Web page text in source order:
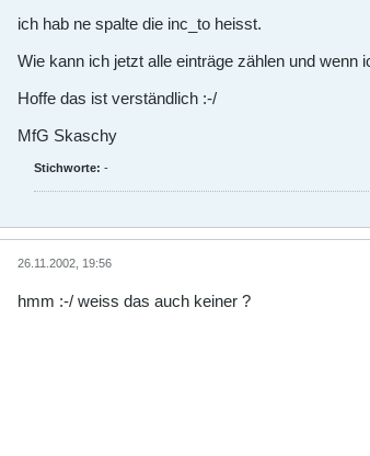
ich hab ne spalte die inc_to heisst.
Wie kann ich jetzt alle einträge zählen und
Hoffe das ist verständlich :-/
MfG Skaschy
Stichworte: -
26.11.2002, 19:56
hmm :-/ weiss das auch keiner ?